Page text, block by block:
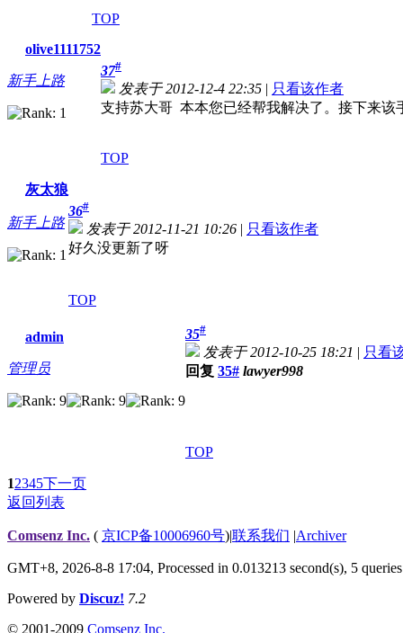
TOP
olive1111752
新手上路
37#
发表于 2012-12-4 22:35 | 只看该作者
支持苏大哥 本本您已经帮我解决了。接下来该
TOP
灰太狼
新手上路
36#
发表于 2012-11-21 10:26 | 只看该作者
好久没更新了呀
TOP
admin
管理员
35#
发表于 2012-10-25 18:21 | 只看
回复 35# lawyer998
TOP
12345下一页
返回列表
Comsenz Inc. ( 京ICP备10006960号)|联系我们 |Archiver
GMT+8, 2026-8-8 17:04, Processed in 0.013213 second(s), 5 queries
Powered by Discuz! 7.2
© 2001-2009 Comsenz Inc.